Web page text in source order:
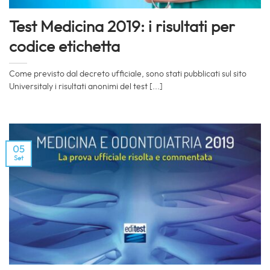
Test Medicina 2019: i risultati per
codice etichetta
Come previsto dal decreto ufficiale, sono stati pubblicati sul sito
Universitaly i risultati anonimi del test [...]
05
Set